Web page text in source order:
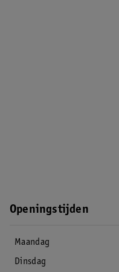
Openingstijden
Maandag
Dinsdag